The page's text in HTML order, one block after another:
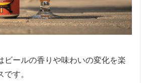
ビールの香りや味わいの変化を楽
す。